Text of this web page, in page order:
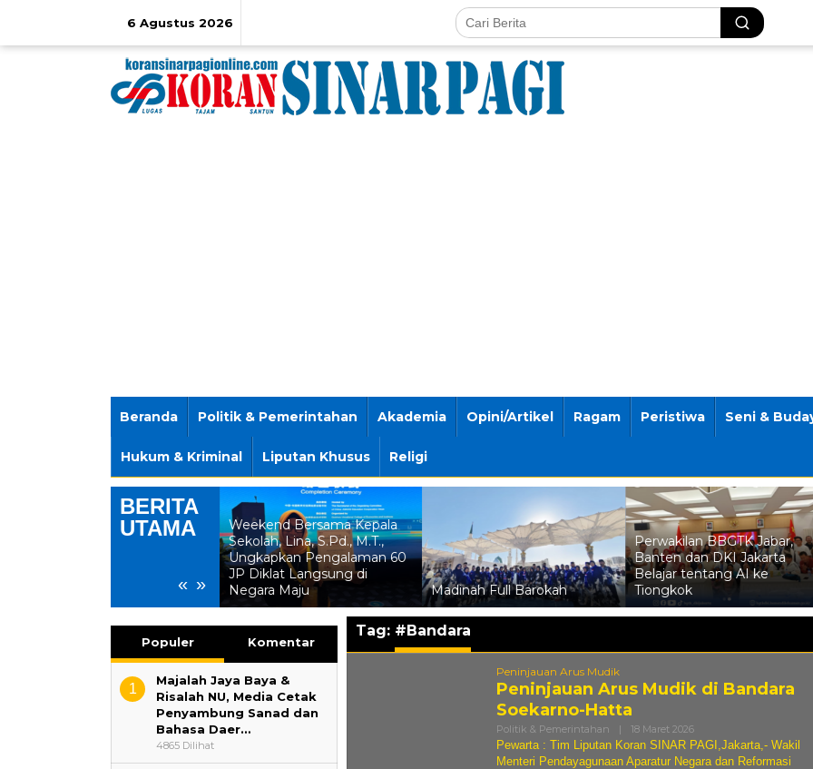
6 Agustus 2026
Beranda Politik & Pemerintahan Akademia Opini/Artikel Ragam Peristiwa Seni &
Hukum & Kriminal Liputan Khusus Religi
BERITA
UTAMA
« »
Jawa Tengah Masih Jadi
Magnet Investasi,
Weekend Bersama Kepala
Sekolah, Lina, S.Pd., M.T.,
Ungkapkan Pengalaman 60
JP Diklat Langsung di
Negara Maju
Madinah Full Barokah
Perwakilan BBGTK Jabar,
Banten dan DKI Jakarta
Belajar tentang AI ke
Tiongkok
Populer Komentar
1
Majalah Jaya Baya &
Risalah NU, Media Cetak
Penyambung Sanad dan
Bahasa Daer…
4865 Dilihat
Tag: #Bandara
Peninjauan Arus Mudik
Peninjauan Arus Mudik di Bandara
Soekarno-Hatta
Politik & Pemerintahan | 18 Maret 2026Oleh
Andi
Sovian
Pewarta : Tim Liputan Koran SINAR PAGI,Jakarta,- Wakil
Menteri Pendayagunaan Aparatur Negara dan Reformasi